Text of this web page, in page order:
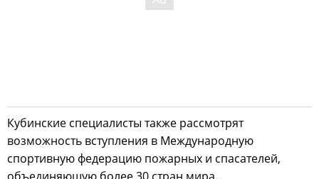
Кубинские специалисты также рассмотрят
возможность вступления в Международную
спортивную федерацию пожарных и спасателей,